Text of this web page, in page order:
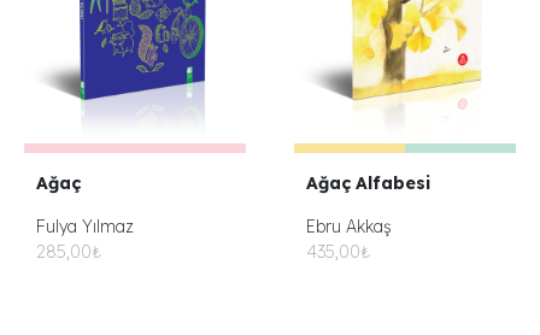
Ağaç
Fulya Yılmaz
285,00₺
Ağaç Alfabesi
Ebru Akkaş
435,00₺